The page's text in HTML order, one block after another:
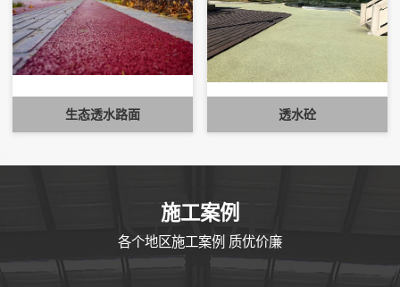
生态透水路面 透水砼
CASE
施工案例
各个地区施工案例 质优价廉